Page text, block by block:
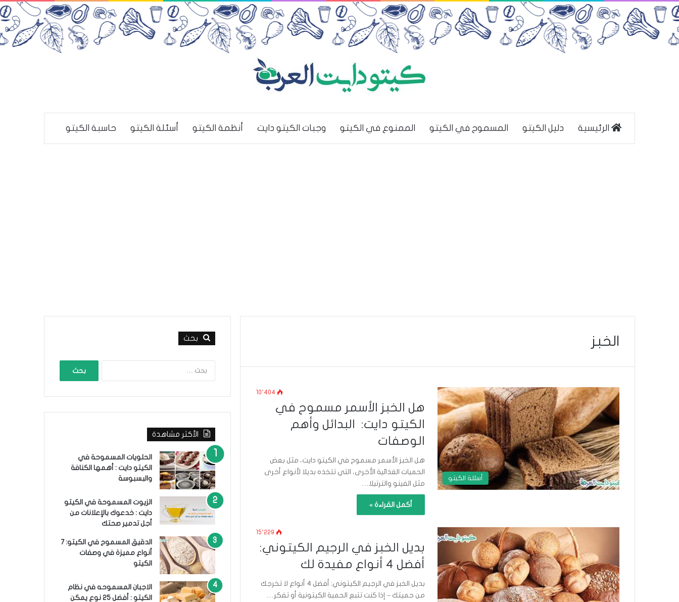
الرئيسية دليل الكيتو المسموح في الكيتو الممنوع في الكيتو وجبات الكيتو دايت أنظمة الكيتو أسئلة الكيتو حاسبة الكيتو
الخبز
أسئلة الكيتو
10٬404
هل الخبز الأسمر مسموح في
الكيتو دايت: البدائل وأهم
الوصفات
هل الخبز الأسمر مسموح في الكيتو دايت، مثل بعض
الحميات الغذائية الأخرى، التي تتخذه بديلا لأنواع أخرى
مثل الفينو والترتيلا…
أكمل القراءة »
15٬229
بديل الخبز في الرجيم الكيتوني:
أفضل 4 أنواع مفيدة لك
بديل الخبز في الرجيم الكيتوني: أفضل 4 أنواع لا تخرجك
من حميتك – إذا كنت تتبع الحمية الكيتونية أو تفكر…
بحث
ح
الأكثر مشاهدة
الحلويات المسموحة في
الكيتو دايت : أهمها الكنافة
والبسبوسة
الزيوت المسموحة في الكيتو
دايت : خدعوك بالإعلانات من
أجل تدمير صحتك
الدقيق المسموح في الكيتو: 7
أنواع مميزة في وصفات
الكيتو
الاجبان المسموحه في نظام
الكيتو : أفضل 25 نوع يمكن